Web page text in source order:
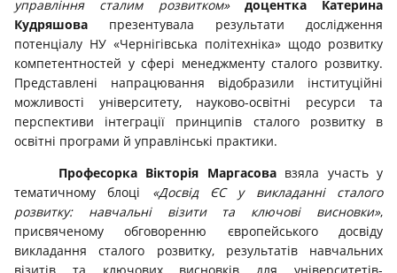
управління сталим розвитком»
доцентка Катерина
Кудряшова презентувала результати дослідження
потенціалу НУ «Чернігівська політехніка» щодо розвитку
компетентностей у сфері менеджменту сталого розвитку.
Представлені напрацювання відобразили інституційні
можливості університету, науково-освітні ресурси та
перспективи інтеграції принципів сталого розвитку в
освітні програми й управлінські практики.
Професорка Вікторія Маргасовавзяла участь у
тематичному блоці «Досвід ЄС у викладанні сталого
розвитку: навчальні візити та ключові висновки»,
присвяченому обговоренню європейського досвіду
викладання сталого розвитку, результатів навчальних